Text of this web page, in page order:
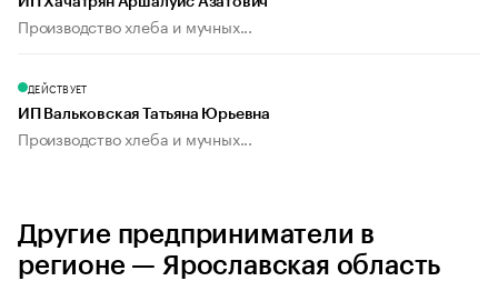
Производство хлеба и мучных...
ДЕЙСТВУЕТ
ИП Вальковская Татьяна Юрьевна
Производство хлеба и мучных...
Другие предприниматели в
регионе — Ярославская область